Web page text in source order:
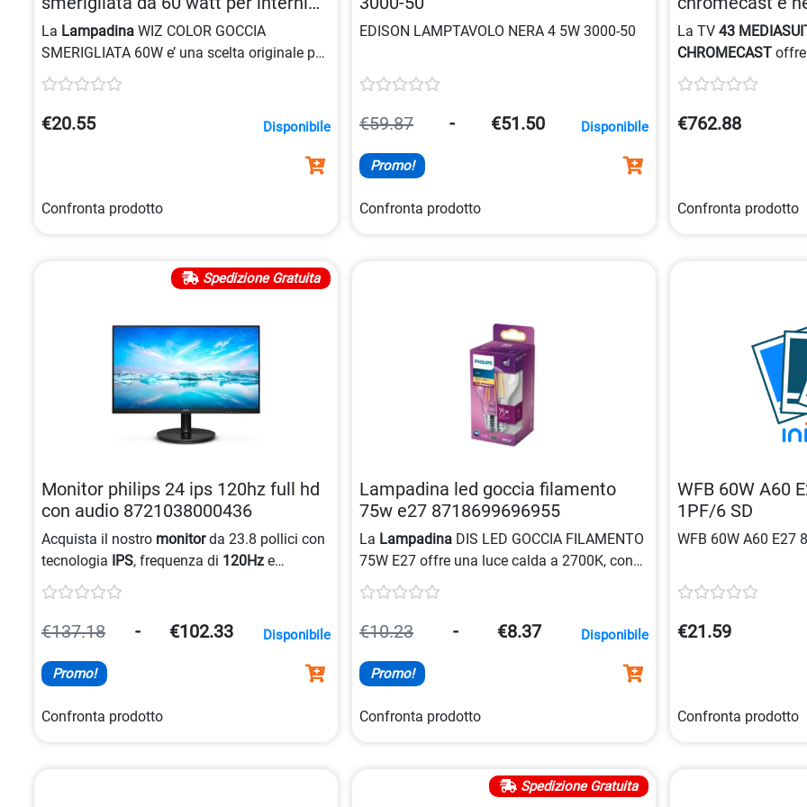
8718699787059
La Lampadina WIZ COLOR GOCCIA
SMERIGLIATA 60W e’ una scelta originale per
illuminare gli ambienti, con un design unico e
una potenza di
soffusa e calda.
€20.55 Disponibile
Confronta prodotto
EDISON LAMPTAVOLO NERA 4 5W 3000-50
€59.87 - €51.50 Disponibile
Promo!
Confronta prodotto
8718863030660
La TV43
CHROMECAST
con Chromecast
progettata per un
opzioni avanzate di
€762.88
Confronta prodotto
Spedizione Gratuita
Monitor philips 24 ips 120hz full hd
con audio 8721038000436
Acquista il nostro monitorda 23.8 pollici con
tecnologia IPS, frequenza di 120Hz e
risoluzioneFHD
visione fluida, oltre a
una completa esperienza multimediale.
€137.18 - €102.33 Disponibile
Promo!
Confronta prodotto
Lampadina led goccia filamento
75w e27 8718699696955
La Lampadina DIS LED GOCCIA FILAMENTO
75W E27 offre una luce calda a 2700K, con
tecnologia LED
goccia, adatta per illuminare ambienti con
stile e risparmio energetico, disponibile in
€10.23 - €8.37 Disponibile
Promo!
Confronta prodotto
WFB 60W A60
1PF/6 SD
WFB 60W A60 E27
€21.59
Confronta prodotto
Spedizione Gratuita